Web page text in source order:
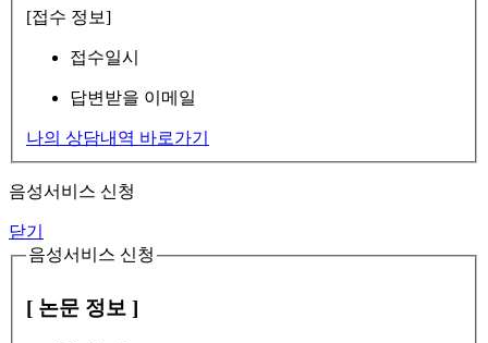
[접수 정보]
접수일시
답변받을 이메일
나의 상담내역 바로가기
음성서비스 신청
닫기
음성서비스 신청
[ 논문 정보 ]